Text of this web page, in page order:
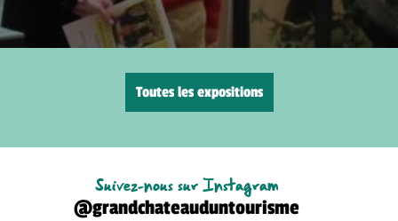
Toutes les expositions
Suivez-nous sur Instagram
@grandchateauduntourisme